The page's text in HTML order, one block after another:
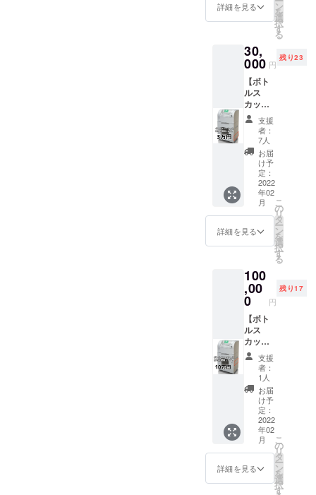
いいた
本環境
設計会
長、岩
彦氏の
インタ
ビュー
記事。
運営メ
ンバー
より支
援くだ
さった
皆様へ
お礼の
メッ
セージ
動画を
お送り
させて
いただ
に応じ
て上乗
せ支援
も可能
です。
ご支援
の程、
よろし
くお願
いいた
しま
す。
回、制
作する
ケミカ
イクル
教育動
画にて
スポン
サー
ネーム
を掲載
いたし
ます。
全国の
小学
校、中
学校や
企業様
中心に
ご覧い
ただけ
ます。
完成し
た”ケミ
カルリ
サイク
ル教育
動画”を
USBに
てお送
りいた
しま
す。 企
業名、
コミュ
ニティ
名、個
人名な
ど 掲載
詳細を見る ン
を
選
択
す
る
30,
000 円
残り23
【ボト
ルス
カッ
シュに
クレ
ジット
掲載＆
教育プ
ログラ
ム動
画】※備
考欄へ
掲載名
を必ず
記載く
ださ
購入し
たボト
ルス
カッ
シュ写
真赤枠
の位置
に 「個
人名、
企業
名、団
体名、
匿名」
などご
希望の
ネーム
を掲載
いたし
ます。
【必
支援
者：
7人
お届
け予
定：
2022
年02
月
詳細を見る
こ
の
リ
タ
ー
ン
を
選
択
す
る
100
,00
0 円
残り17
【ボト
ルス
カッ
シュに
クレ
ジット
掲載＆
教育プ
ログラ
ム動
画】※備
考欄へ
掲載名
を必ず
記載く
ださ
支援
者：
1人
お届
け予
定：
2022
年02
月
詳細を見る
こ
の
リ
タ
ー
ン
を
選
択
す